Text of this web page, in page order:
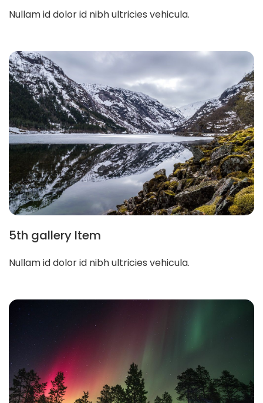
Nullam id dolor id nibh ultricies vehicula.
5th gallery Item
Nullam id dolor id nibh ultricies vehicula.